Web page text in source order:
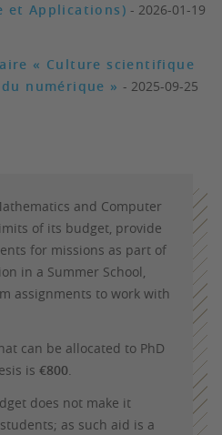
et Applications) - 2026-01-19
« Culture scientifique
numérique » - 2025-09-25
and Computer
of its budget, provide
for missions as part of
in a Summer School,
assignments to work with
can be allocated to PhD
is €800.
does not make it
as such aid is a